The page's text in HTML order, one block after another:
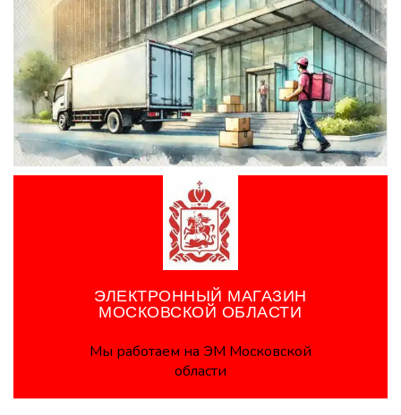
ЭЛЕКТРОННЫЙ МАГАЗИН
МОСКОВСКОЙ ОБЛАСТИ
Мы работаем на ЭМ Московской
области